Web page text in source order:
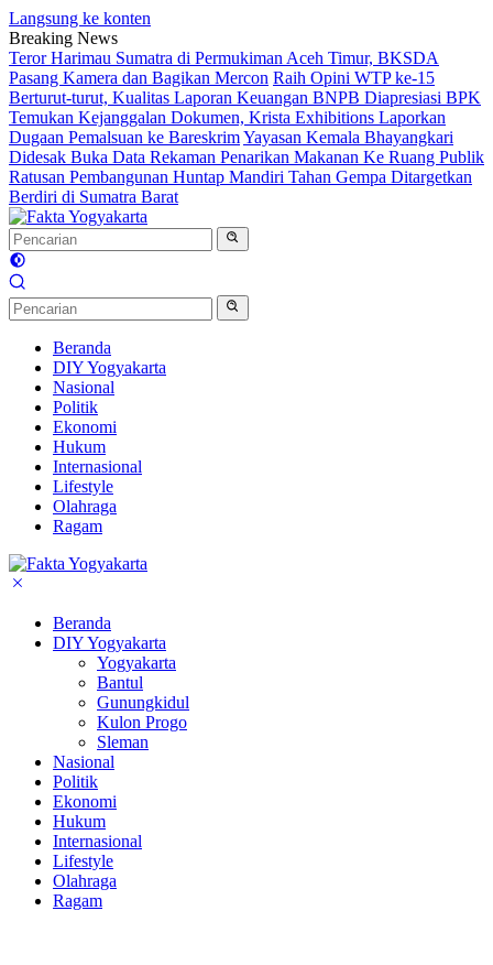
Langsung ke konten
Breaking News
Teror Harimau Sumatra di Permukiman Aceh Timur, BKSDA
Pasang Kamera dan Bagikan Mercon Raih Opini WTP ke-15
Berturut-turut, Kualitas Laporan Keuangan BNPB Diapresiasi BPK
Temukan Kejanggalan Dokumen, Krista Exhibitions Laporkan
Dugaan Pemalsuan ke BareskrimYayasan Kemala Bhayangkari
Didesak Buka Data Rekaman Penarikan Makanan Ke Ruang Publik
Ratusan Pembangunan Huntap Mandiri Tahan Gempa Ditargetkan
Berdiri di Sumatra Barat
Beranda
DIY Yogyakarta
Nasional
Politik
Ekonomi
Hukum
Internasional
Lifestyle
Olahraga
Ragam
Beranda
DIY Yogyakarta
Yogyakarta
Bantul
Gunungkidul
Kulon Progo
Sleman
Nasional
Politik
Ekonomi
Hukum
Internasional
Lifestyle
Olahraga
Ragam